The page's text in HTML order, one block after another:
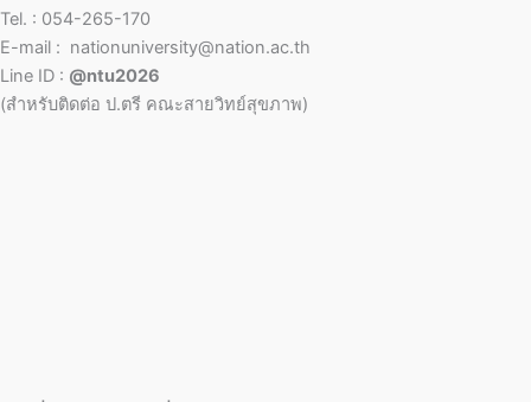
Tel. : 054-265-170
E-mail : nationuniversity@nation.ac.th
Line ID : @ntu2026
(สำหรับติดต่อ ป.ตรี คณะสายวิทย์สุขภาพ)